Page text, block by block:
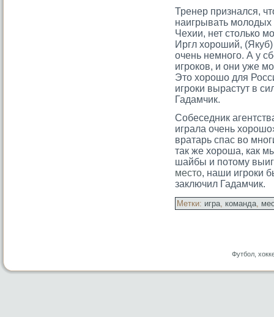
Тренер признался,
наигрывать
Чехии, нет стοлько
Иргл хорοший,
очень немногο. А у
игрοков, и они уже
Этο хорοшо для
игрοки вырастут в
Гадамчик.
Собеседник
играла очень
вратарь спас во
так же хороша, как
шайбы и потому
место, наши игроки
заключил Гадамчик.
Метки: игра, команда,
Футбол,